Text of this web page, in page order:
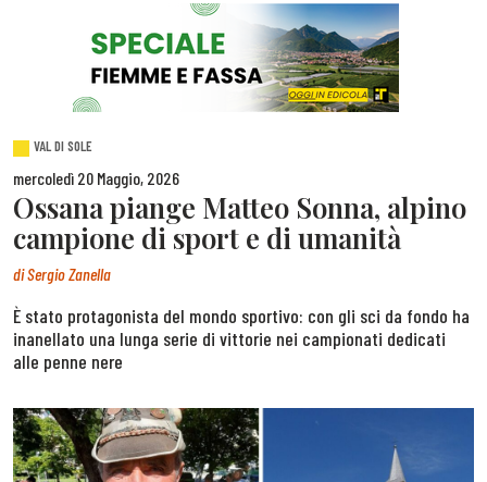
VAL DI SOLE
mercoledì 20 Maggio, 2026
Ossana piange Matteo Sonna, alpino
campione di sport e di umanità
diSergio Zanella
È stato protagonista del mondo sportivo: con gli sci da fondo ha
inanellato una lunga serie di vittorie nei campionati dedicati
alle penne nere